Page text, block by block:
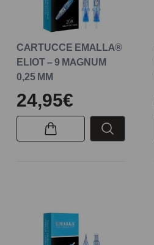
CARTUCCE EMALLA®
ELIOT – 9 MAGNUM
0,25 MM
24,95€